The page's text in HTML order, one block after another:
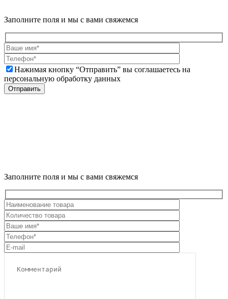
Заполните поля и мы с вами свяжемся
Нажимая кнопку “Отправить” вы соглашаетесь на
персональную обработку данных
Отправить
Заполните поля и мы с вами свяжемся